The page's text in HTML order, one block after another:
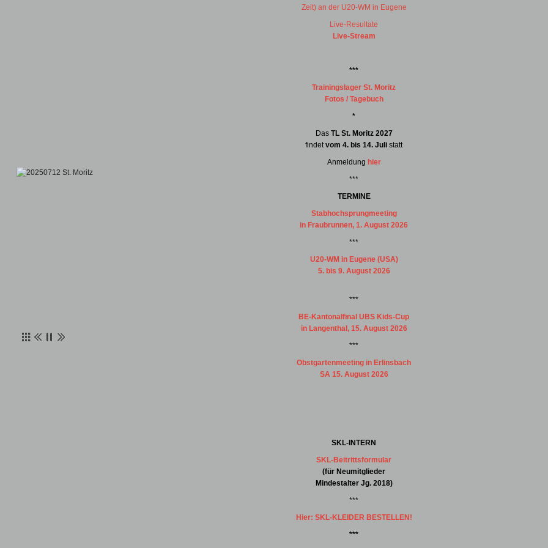
Zeit) an der U20-WM in Eugene
Live-Resultate
Live-Stream
***
Trainingslager St. Moritz
Fotos / Tagebuch
*
Das TL St. Moritz 2027
findetvom 4. bis 14. Juli statt
Anmeldung hier
***
TERMINE
Stabhochsprungmeeting
in Fraubrunnen, 1. August 2026
***
U20-WM in Eugene (USA)
5. bis 9. August 2026
***
BE-Kantonalfinal UBS Kids-Cup
in Langenthal, 15. August 2026
***
Obstgartenmeeting in Erlinsbach
SA 15. August 2026
SKL-INTERN
SKL-Beitrittsformular
(für Neumitglieder
Mindestalter Jg. 2018)
***
Hier: SKL-KLEIDER BESTELLEN!
***